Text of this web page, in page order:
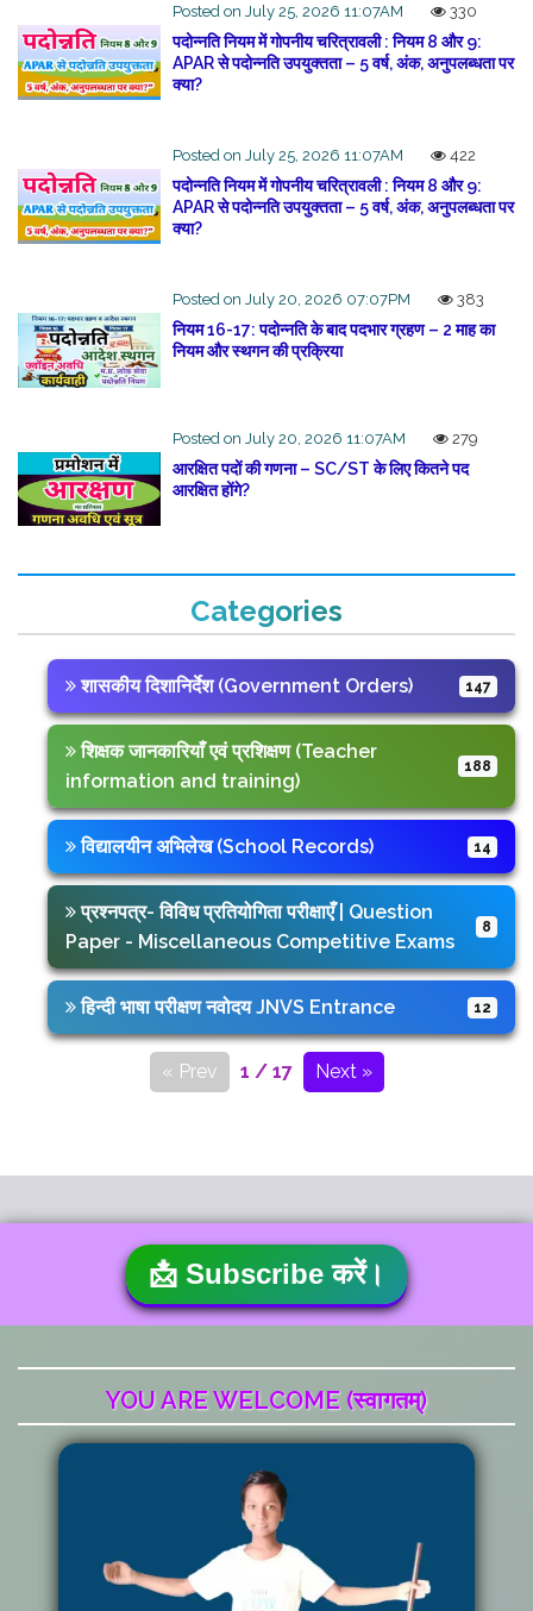
Posted on July 25, 2026 11:07AM 330
पदोन्नति नियम में गोपनीय चरित्रावली : नियम 8 और 9:
APAR से पदोन्नति उपयुक्तता – 5 वर्ष, अंक, अनुपलब्धता पर
क्या?
Posted on July 25, 2026 11:07AM 422
पदोन्नति नियम में गोपनीय चरित्रावली : नियम 8 और 9:
APAR से पदोन्नति उपयुक्तता – 5 वर्ष, अंक, अनुपलब्धता पर
क्या?
Posted on July 20, 2026 07:07PM 383
नियम 16-17: पदोन्नति के बाद पदभार ग्रहण – 2 माह का
नियम और स्थगन की प्रक्रिया
Posted on July 20, 2026 11:07AM 279
आरक्षित पदों की गणना – SC/ST के लिए कितने पद
आरक्षित होंगे?
Categories
शासकीय दिशानिर्देश (Government Orders) 147
शिक्षक जानकारियाँ एवं प्रशिक्षण (Teacher
information and training)
188
विद्यालयीन अभिलेख (School Records) 14
प्रश्नपत्र- विविध प्रतियोगिता परीक्षाएँ | Question
Paper - Miscellaneous Competitive Exams
8
हिन्दी भाषा परीक्षण नवोदय JNVS Entrance 12
« Prev 1 / 17 Next »
📩 Subscribe करें।
YOU ARE WELCOME (स्वागतम्)